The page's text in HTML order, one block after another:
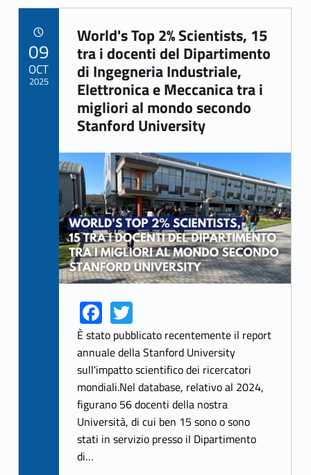
Link identifier archive #link-archive-47807
World's Top 2% Scientists, 15
tra i docenti del Dipartimento
di Ingegneria Industriale,
Elettronica e Meccanica tra i
migliori al mondo secondo
Stanford University
Link identifier archive #link-archive-thumb-soap-85012
Link identifier share facebook archive #share-link-archive-92844Fa
ce
b
o
o
k
Link identifier share twitter archive #share-link-archive-48065T
w
itt
er
È stato pubblicato recentemente il report
annuale della Stanford University
sull'impatto scientifico dei ricercatori
mondiali.Nel database, relativo al 2024,
figurano 56 docenti della nostra
Università, di cui ben 15 sono o sono
stati in servizio presso il Dipartimento
di…
09
OCT
2025